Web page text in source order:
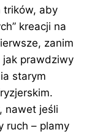
trików, aby
kreacji na
zanim
jak prawdziwy
starym
nawet jeśli
ruch – plamy